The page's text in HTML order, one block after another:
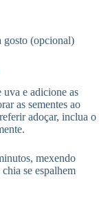
gosto (opcional)
uva e adicione as
as sementes ao
adoçar, inclua o
mexendo
se espalhem